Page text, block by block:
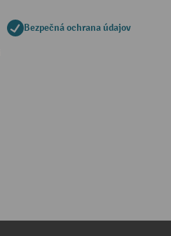
Bezpečná ochrana údajov